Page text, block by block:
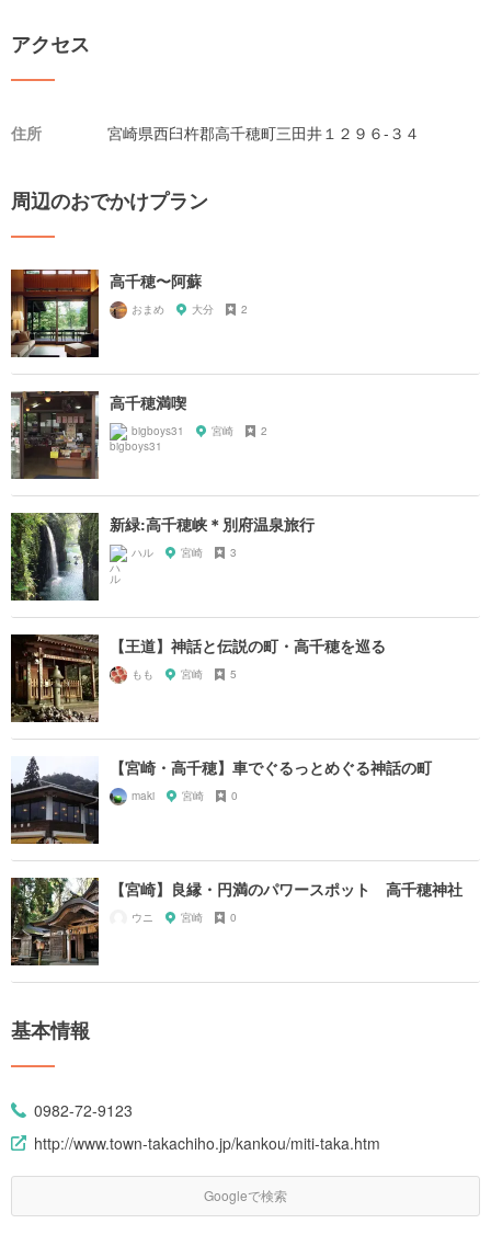
アクセス
住所 宮崎県西臼杵郡高千穂町三田井１２９６-３４
周辺のおでかけプラン
高千穂〜阿蘇
おまめ 大分 2
高千穂満喫
bigboys31 宮崎 2
新緑:高千穂峡＊別府温泉旅行
ハル 宮崎 3
【王道】神話と伝説の町・高千穂を巡る
もも 宮崎 5
【宮崎・高千穂】車でぐるっとめぐる神話の町
maki 宮崎 0
【宮崎】良縁・円満のパワースポット 高千穂神社
ウニ 宮崎 0
基本情報
0982-72-9123
http://www.town-takachiho.jp/kankou/miti-taka.htm
Googleで検索